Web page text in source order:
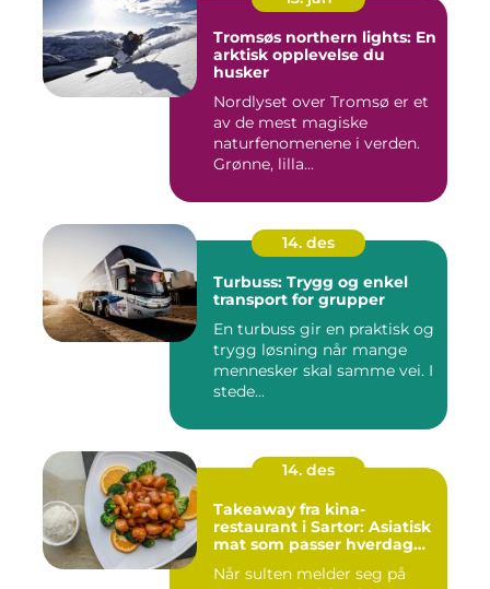
Tromsøs northern lights: En
arktisk opplevelse du
husker
Nordlyset over Tromsø er et
av de mest magiske
naturfenomenene i verden.
Grønne, lilla...
14. des
Turbuss: Trygg og enkel
transport for grupper
En turbuss gir en praktisk og
trygg løsning når mange
mennesker skal samme vei. I
stede...
14. des
Takeaway fra kina-
restaurant i Sartor: Asiatisk
mat som passer hverdag
Når sulten melder seg på